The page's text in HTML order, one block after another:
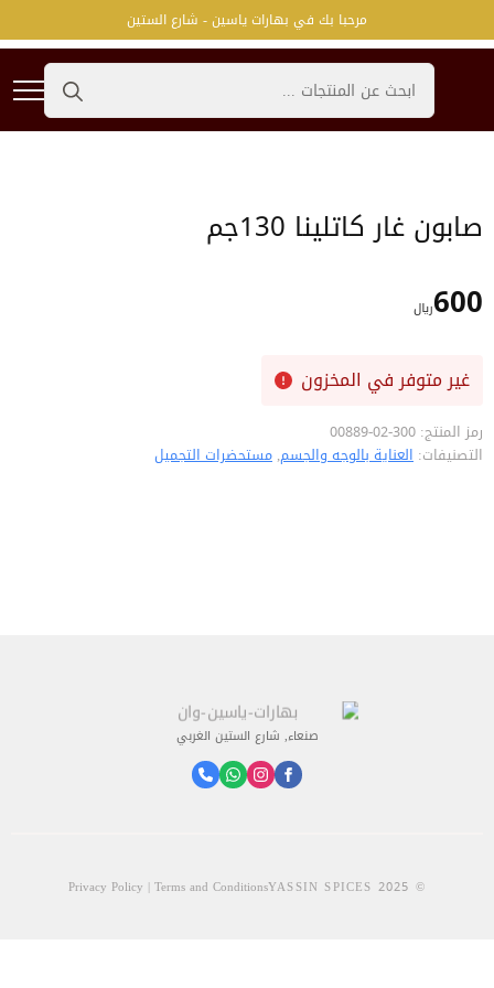
مرحبا بك في بهارات ياسين - شارع الستين
Search
for:
صابون غار كاتلينا 130جم
600﷼
غير متوفر في المخزون
رمز المنتج: 300-02-00889
التصنيفات: العناية بالوجه والجسم, مستحضرات التجميل
صنعاء, شارع الستين الغربي
© 2025 YASSIN SPICES
Privacy Policy | Terms and Conditions